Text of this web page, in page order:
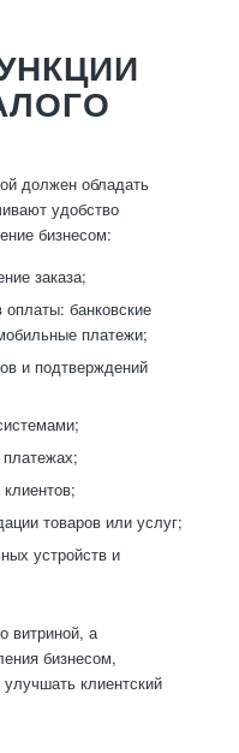
должен обладать
удобство
бизнесом:
заказа;
банковские
платежи;
и подтверждений
товаров или услуг;
устройств и
витриной, а
бизнесом,
клиентский